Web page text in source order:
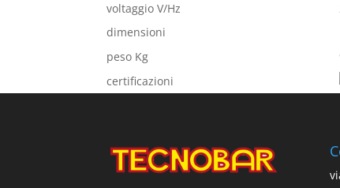
voltaggio V/Hz
dimensioni
peso Kg
certificazioni